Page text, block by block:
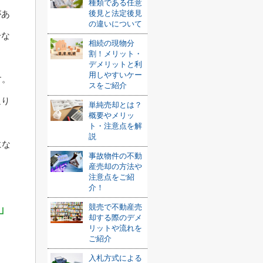
種類である任意
後見と法定後見
の違いについて
相続の現物分
割！メリット・
デメリットと利
用しやすいケー
スをご紹介
単純売却とは？
概要やメリッ
ト・注意点を解
説
事故物件の不動
産売却の方法や
注意点をご紹
介！
競売で不動産売
却する際のデメ
リットや流れを
ご紹介
入札方式による